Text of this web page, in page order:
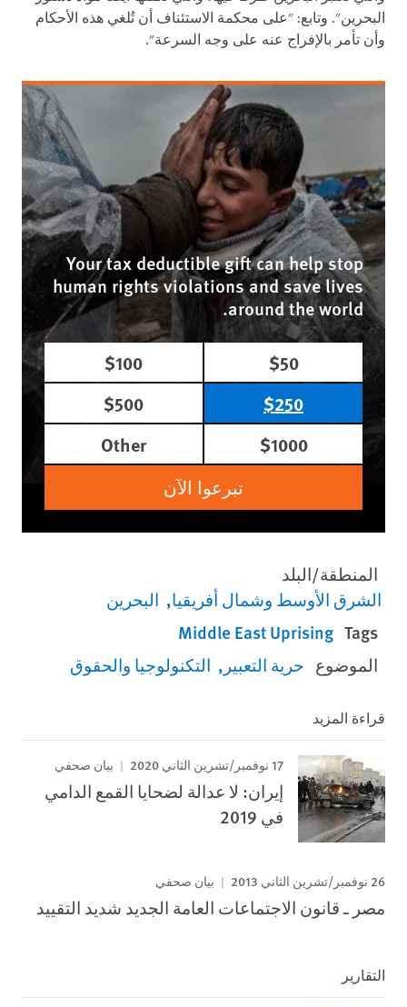
البحرين". وتابع: "على محكمة الاستئناف أن تُلغي هذه الأحكام
وأن تأمر بالإفراج عنه على وجه السرعة".
Your tax deductible gift can help stop
human rights violations and save lives
around the world.
$50
$100
$250
$500
$1000
Other
تبرعوا الآن
المنطقة/البلد
الشرق الأوسط وشمال أفريقيا البحرين
Tags
Middle East Uprising
الموضوع حرية التعبير التكنولوجيا والحقوق
قراءة المزيد
17 نوفمبر/تشرين الثاني 2020 بيان صحفي
إيران: لا عدالة لضحايا القمع الدامي
في 2019
26 نوفمبر/تشرين الثاني 2013 بيان صحفي
مصر ـ قانون الاجتماعات العامة الجديد شديد التقييد
التقارير